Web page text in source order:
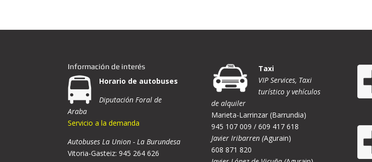
Información de interés
Horario de autobuses
Diputación Foral de
Araba
Servicio a la demanda
Autobuses La Union - La Burundesa
Vitoria-Gasteiz: 945 264 626
Taxi
VIP Services, Taxi
turístico y vehículos
de alquiler
Marieta-Larrinzar (Barrundia)
945 107 009 / 609 417 618
Javier Iribarren (Agurain)
608 871 820